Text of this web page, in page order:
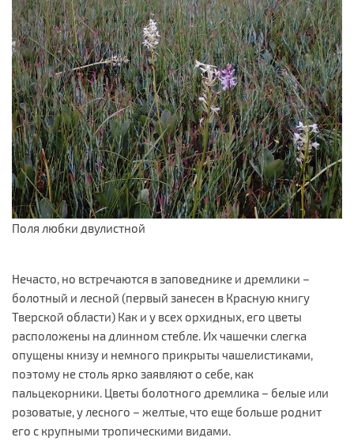
Поля любки двулистной
Нечасто, но встречаются в заповеднике и дремлики –
болотный и лесной (первый занесен в Красную книгу
Тверской области) Как и у всех орхидных, его цветы
расположены на длинном стебле. Их чашечки слегка
опущены книзу и немного прикрыты чашелистиками,
поэтому не столь ярко заявляют о себе, как
пальцекорники. Цветы болотного дремлика – белые или
розоватые, у лесного – желтые, что еще больше роднит
его с крупными тропическими видами.